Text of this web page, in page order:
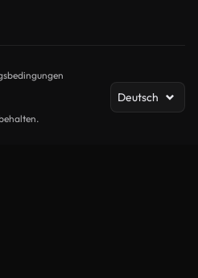
Deutsch